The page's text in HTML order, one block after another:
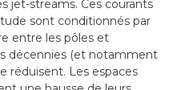
jet-streams. Ces courants
sont conditionnés par
entre les pôles et
décennies (et notamment
réduisent. Les espaces